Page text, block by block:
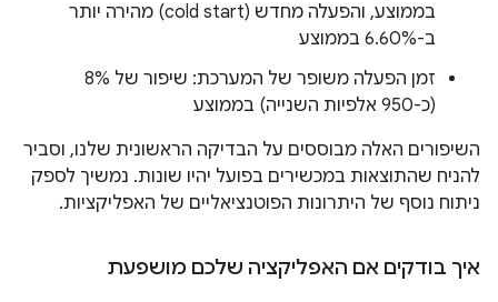
בממוצע, והפעלה מחדש (cold start) מהירה יותר
ב-6.60% בממוצע
זמן הפעלה משופר של המערכת: שיפור של 8%
(כ-950 אלפיות השנייה) בממוצע
השיפורים האלה מבוססים על הבדיקה הראשונית שלנו, וסביר
להניח שהתוצאות במכשירים בפועל יהיו שונות. נמשיך לספק
ניתוח נוסף של היתרונות הפוטנציאליים של האפליקציות.
איך בודקים אם האפליקציה שלכם מושפעת